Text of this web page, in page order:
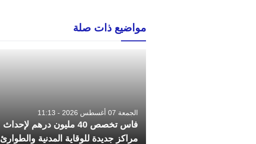
مواضيع ذات صلة
الجمعة 07 أغسطس 2026 - 11:13
فاس تخصص 40 مليون درهم لإحداث
مراكز جديدة للوقاية المدنية والطوارئ